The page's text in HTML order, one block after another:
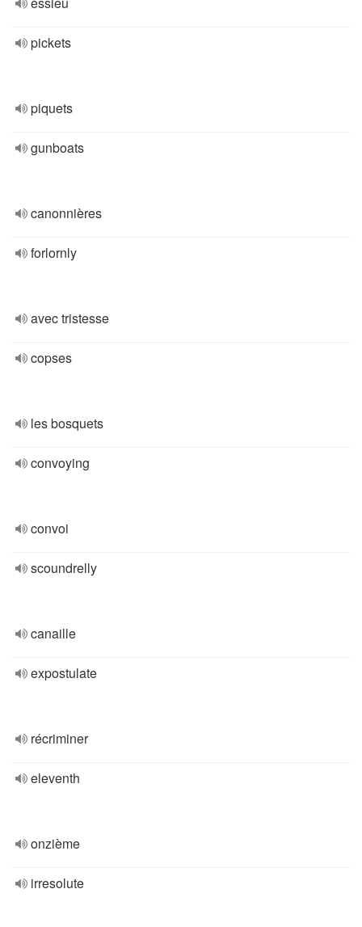
pickets
piquets
gunboats
canonnières
forlornly
avec tristesse
copses
les bosquets
convoying
convoi
scoundrelly
canaille
expostulate
récriminer
eleventh
onzième
irresolute